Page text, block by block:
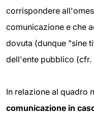
corrispondere
comunicazione e che
dovuta (dunque "sine
dell'ente pubblico (cfr.
In relazione al quadro
comunicazione in